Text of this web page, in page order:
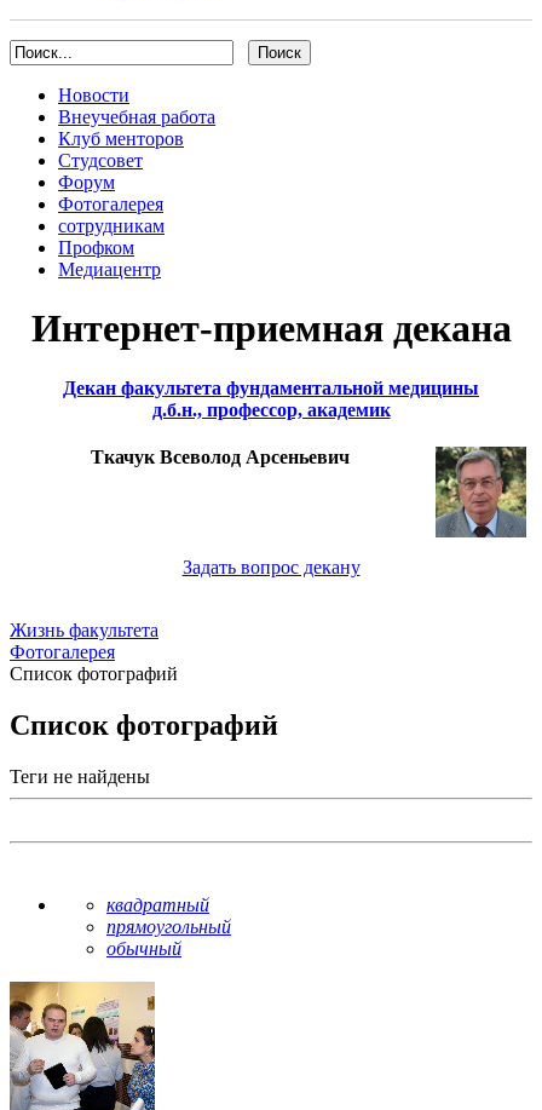
Новости
Внеучебная работа
Клуб менторов
Студсовет
Форум
Фотогалерея
сотрудникам
Профком
Медиацентр
Интернет-приемная декана
Декан факультета фундаментальной медицины
д.б.н., профессор, академик
Ткачук Всеволод Арсеньевич
Задать вопрос декану
Жизнь факультета
Фотогалерея
Список фотографий
Список фотографий
Теги не найдены
квадратный
прямоугольный
обычный